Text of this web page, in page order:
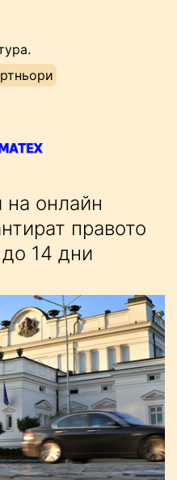
на онлайн
правото
14 дни